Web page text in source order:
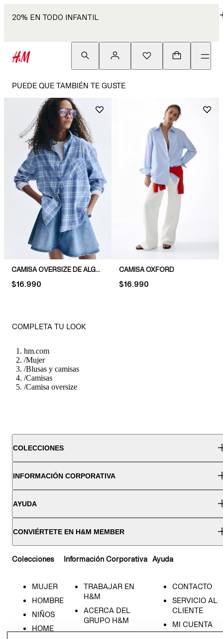
20% EN TODO INFANTIL
PUEDE QUE TAMBIÉN TE GUSTE
CAMISA OVERSIZE DE ALGODÓN
PRICE:
$16.990
CAMISA OXFORD
PRICE:
$16.990
COMPLETA TU LOOK
hm.com
/Mujer
/Blusas y camisas
/Camisas
/Camisa oversize
COLECCIONES
INFORMACIÓN CORPORATIVA
AYUDA
CONVIÉRTETE EN H&M MEMBER
Colecciones
MUJER
HOMBRE
NIÑOS
HOME
Información Corporativa
TRABAJAR EN
H&M
ACERCA DEL
GRUPO H&M
RESPONSABILIDAD
Ayuda
CONTACTO
SERVICIO AL
CLIENTE
MI CUENTA